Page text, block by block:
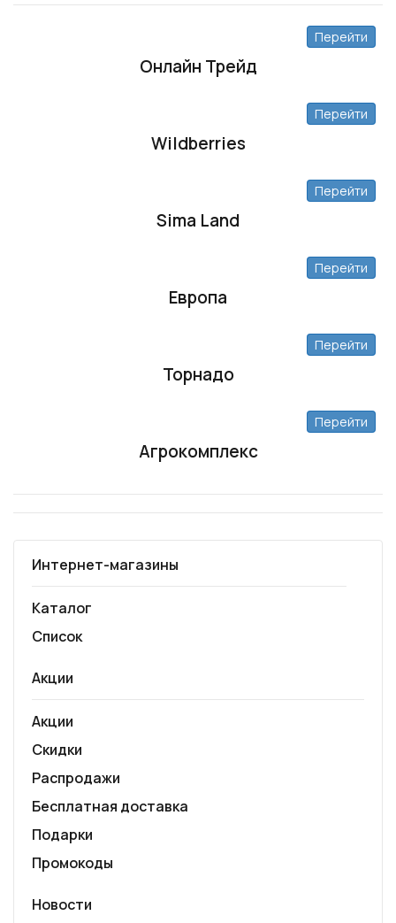
Онлайн Трейд
Перейти
Wildberries
Перейти
Sima Land
Перейти
Европа
Перейти
Торнадо
Перейти
Агрокомплекс
Перейти
Интернет-магазины
Каталог
Список
Акции
Акции
Скидки
Распродажи
Бесплатная доставка
Подарки
Промокоды
Новости